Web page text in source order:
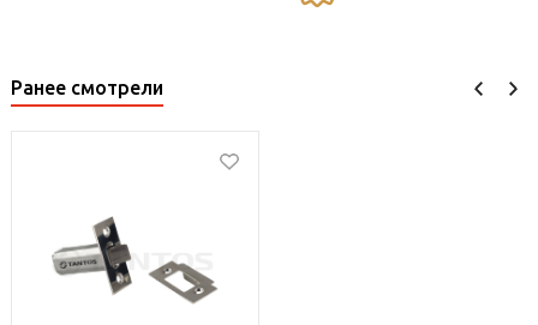
Ранее смотрели